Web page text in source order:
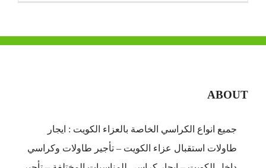
ABOUT
جميع انواع الكراسي الخاصة بالعزاء الكويت : ايجار
طاولات استقبال عزاء الكويت – تأجير طاولات وكراسي